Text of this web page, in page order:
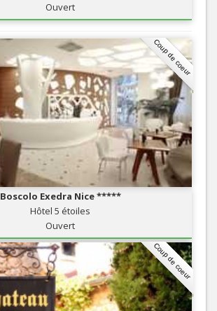
Ouvert
Coup de coeur
Boscolo Exedra Nice *****
Hôtel 5 étoiles
Ouvert
Coup de coeur